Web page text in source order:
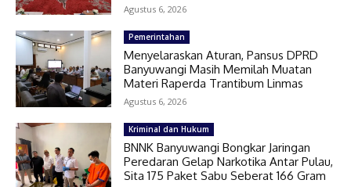
Agustus 6, 2026
Pemerintahan
Menyelaraskan Aturan, Pansus DPRD
Banyuwangi Masih Memilah Muatan
Materi Raperda Trantibum Linmas
Agustus 6, 2026
Kriminal dan Hukum
BNNK Banyuwangi Bongkar Jaringan
Peredaran Gelap Narkotika Antar Pulau,
Sita 175 Paket Sabu Seberat 166 Gram